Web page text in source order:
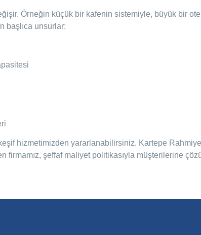
Örneğin küçük bir kafenin sistemiyle, büyük bir
başlıca unsurlar:
hizmetimizden yararlanabilirsiniz. Kartepe
firmamız, şeffaf maliyet politikasıyla müşterilerine